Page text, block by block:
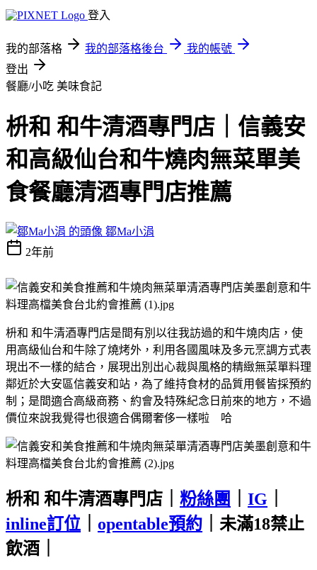
登入
我的部落格 我的部落格後台
我的帳號
登出
餐廳/小吃 美味食記
枡和 和牛清酒專門店｜信義安
和高級仙台和牛燒肉無菜單美
食餐廳清酒專門店推薦
鄒Ma小涓
2年前
枡和 和牛清酒專門店是間有別以往我訪過的和牛燒肉店，使
用高級仙台和牛除了燒烤外，利用各國風味及多元烹調方式表
現出不一樣的結合，展現出別出心裁與風格的精緻無菜單料理
鄰近於大安區信義安和站，為了維持食材的品質用餐皆採預約
制；是間適合高級商務、約會及特殊紀念日前來的地方，不過
價位來說我覺得也很適合偶爾奢侈一樣啦 哈
枡和 和牛清酒專門店｜ 粉絲團 IG
inline訂位
opentable預約 ｜未滿18禁止
飲酒｜